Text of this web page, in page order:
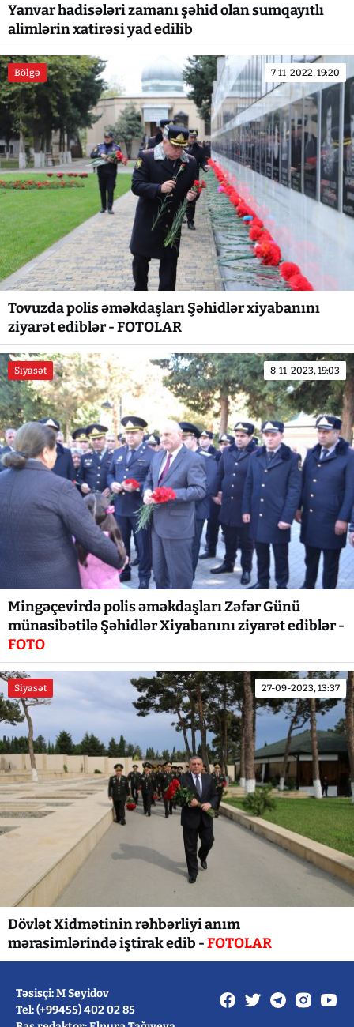
Yanvar hadisələri zamanı şəhid olan sumqayıtlı
alimlərin xatirəsi yad edilib
Bölgə 7-11-2022, 19:20
Tovuzda polis əməkdaşları Şəhidlər xiyabanını
ziyarət ediblər - FOTOLAR
Siyasət 8-11-2023, 19:03
Mingəçevirdə polis əməkdaşları Zəfər Günü
münasibətilə Şəhidlər Xiyabanını ziyarət ediblər -
FOTO
Siyasət 27-09-2023, 13:37
Dövlət Xidmətinin rəhbərliyi anım
mərasimlərində iştirak edib -FOTOLAR
Təsisçi: M Seyidov
Tel: (+99455) 402 02 85